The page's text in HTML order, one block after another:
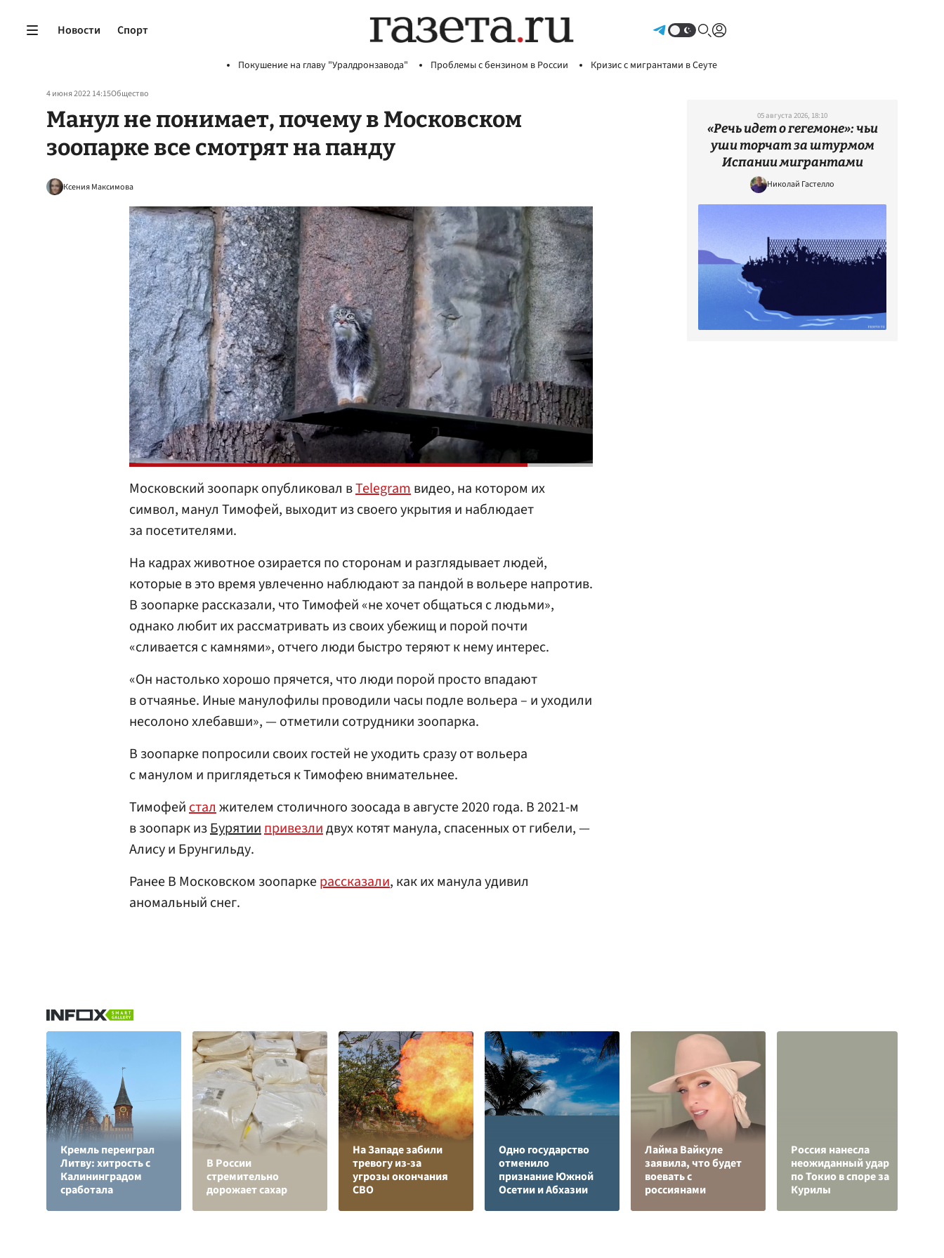
Новости Спорт
Покушение на главу "Уралдронзавода" Проблемы с бензином в России Кризис с мигрантами в Сеуте
4 июня 2022 14:15Общество
Манул не понимает, почему в Московском
зоопарке все смотрят на панду
Ксения Максимова
Московский зоопарк опубликовал вTelegramвидео, на котором их
символ, манул Тимофей, выходит из своего укрытия и наблюдает
за посетителями.
На кадрах животное озирается по сторонам и разглядывает людей,
которые в это время увлеченно наблюдают за пандой в вольере напротив.
В зоопарке рассказали, что Тимофей «не хочет общаться с людьми»,
однако любит их рассматривать из своих убежищ и порой почти
«сливается с камнями», отчего люди быстро теряют к нему интерес.
«Он настолько хорошо прячется, что люди порой просто впадают
в отчаянье. Иные манулофилы проводили часы подле вольера – и уходили
несолоно хлебавши», — отметили сотрудники зоопарка.
В зоопарке попросили своих гостей не уходить сразу от вольера
с манулом и приглядеться к Тимофею внимательнее.
Тимофейсталжителем столичного зоосада в августе 2020 года. В 2021-м
в зоопарк изБурятиипривезлидвух котят манула, спасенных от гибели, —
Алису и Брунгильду.
Ранее В Московском зоопаркерассказали, как их манула удивил
аномальный снег.
05 августа 2026, 18:10
«Речь идет о гегемоне»: чьи
уши торчат за штурмом
Испании мигрантами
Николай Гастелло
Кремль переиграл
Литву: хитрость с
Калининградом
сработала
В России
стремительно
дорожает сахар
На Западе забили
тревогу из-за
угрозы окончания
СВО
Одно государство
отменило
признание Южной
Осетии и Абхазии
Лайма Вайкуле
заявила, что будет
воевать с
россиянами
Россия нанесла
неожиданный удар
по Токио в споре за
Курилы